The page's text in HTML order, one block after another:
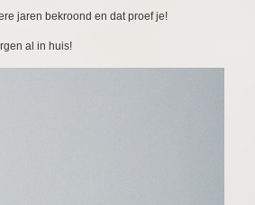
jaren bekroond en dat proef je!
al in huis!